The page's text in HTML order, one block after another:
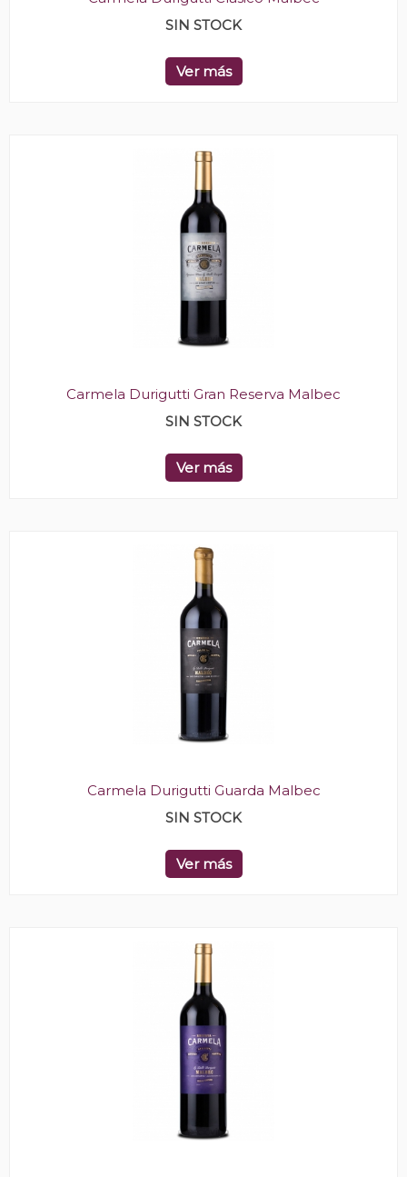
SIN STOCK
Ver más
Carmela Durigutti Gran Reserva Malbec
SIN STOCK
Ver más
Carmela Durigutti Guarda Malbec
SIN STOCK
Ver más